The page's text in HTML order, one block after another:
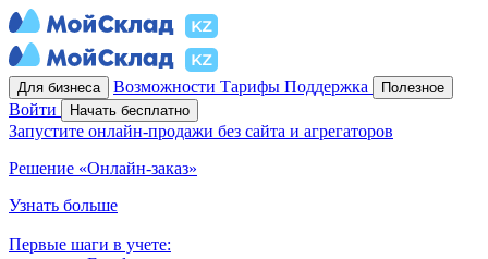
Для бизнеса Возможности Тарифы Поддержка Полезное
Войти Начать бесплатно
Запустите онлайн-продажи без сайта и агрегаторов
Решение «Онлайн-заказ»
Узнать больше
Первые шаги в учете: